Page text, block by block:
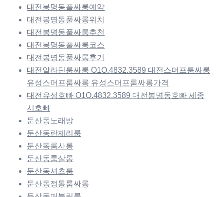
대전봉명동풀싸롱예약
대전봉명동풀싸롱위치
대전봉명동풀싸롱추천
대전봉명동풀싸롱코스
대전봉명동풀싸롱후기
대전알라딘룸싸롱 O1O.4832.3589 대전스머프룸싸롱
유성스머프룸싸롱 유성스머프룸싸롱가격
대전유성호빠 O1O.4832.3589 대전봉명동호빠 세종
시호빠
둔산동노래방
둔산동란제리룸
둔산동룸사롱
둔산동룸살롱
둔산동셔츠룸
둔산동정통룸싸롱